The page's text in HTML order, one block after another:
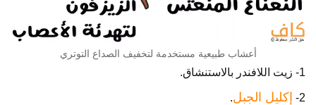
أعشاب طبيعية مستخدمة لتخفيف الصداع التوتري
1- زيت اللافندر بالاستنشاق.
2- إكليل الجبل.